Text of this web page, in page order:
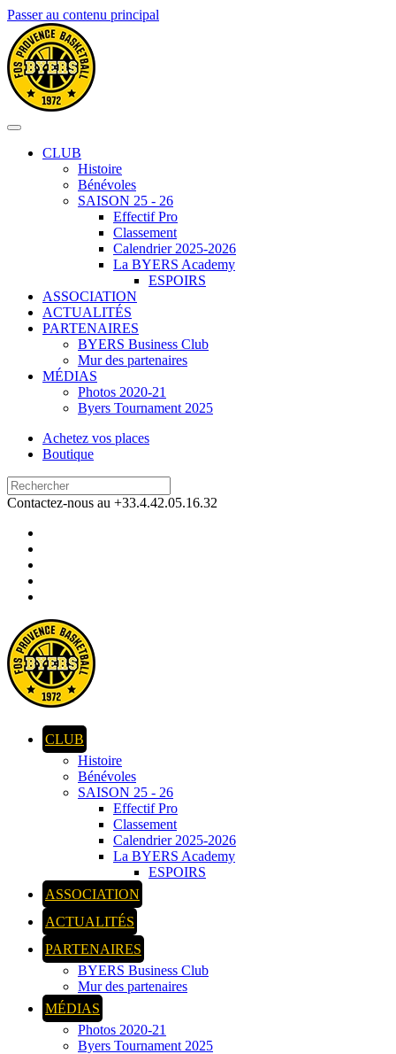
Passer au contenu principal
CLUB
Histoire
Bénévoles
SAISON 25 - 26
Effectif Pro
Classement
Calendrier 2025-2026
La BYERS Academy
ESPOIRS
ASSOCIATION
ACTUALITÉS
PARTENAIRES
BYERS Business Club
Mur des partenaires
MÉDIAS
Photos 2020-21
Byers Tournament 2025
Achetez vos places
Boutique
Contactez-nous au +33.4.42.05.16.32
CLUB
Histoire
Bénévoles
SAISON 25 - 26
Effectif Pro
Classement
Calendrier 2025-2026
La BYERS Academy
ESPOIRS
ASSOCIATION
ACTUALITÉS
PARTENAIRES
BYERS Business Club
Mur des partenaires
MÉDIAS
Photos 2020-21
Byers Tournament 2025